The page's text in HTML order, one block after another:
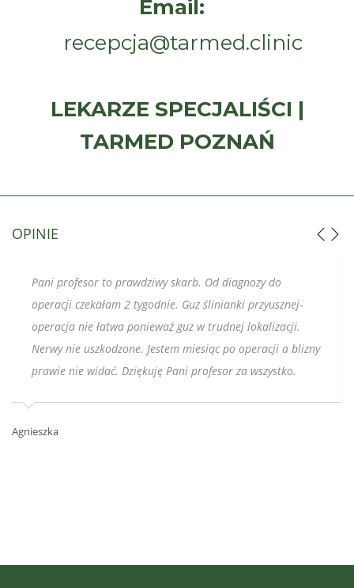
Email:
recepcja@tarmed.clinic
LEKARZE SPECJALIŚCI |
TARMED POZNAŃ
OPINIE
Pani profesor to prawdziwy skarb. Od diagnozy do
operacji czekałam 2 tygodnie. Guz ślinianki przyusznej-
operacja nie łatwa ponieważ guz w trudnej lokalizacji.
Nerwy nie uszkodzone. Jestem miesiąc po operacji a blizny
prawie nie widać. Dziękuję Pani profesor za wszystko.
Agnieszka